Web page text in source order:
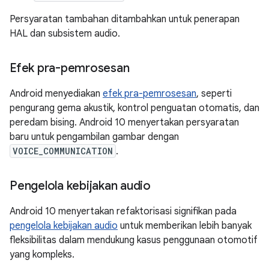
Persyaratan tambahan ditambahkan untuk penerapan
HAL dan subsistem audio.
Efek pra-pemrosesan
Android menyediakan efek pra-pemrosesan, seperti
pengurang gema akustik, kontrol penguatan otomatis, dan
peredam bising. Android 10 menyertakan persyaratan
baru untuk pengambilan gambar dengan
VOICE_COMMUNICATION .
Pengelola kebijakan audio
Android 10 menyertakan refaktorisasi signifikan pada
pengelola kebijakan audio untuk memberikan lebih banyak
fleksibilitas dalam mendukung kasus penggunaan otomotif
yang kompleks.